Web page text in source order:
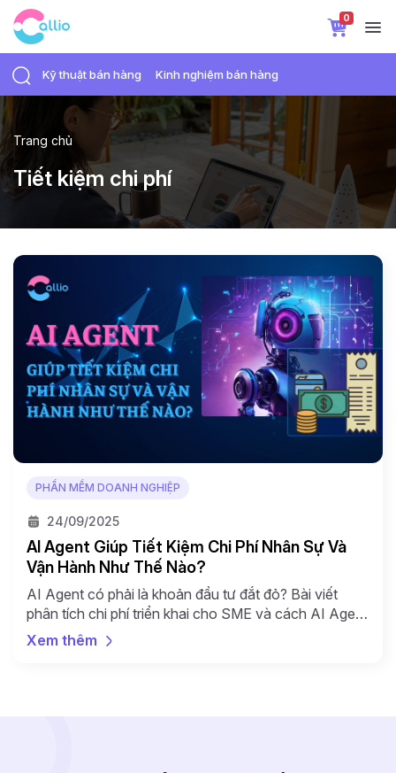
0
Kỹ thuật bán hàng Kinh nghiệm bán hàng
Trang chủ
Tiết kiệm chi phí
PHẦN MỀM DOANH NGHIỆP
24/09/2025
AI Agent Giúp Tiết Kiệm Chi Phí Nhân Sự Và
Vận Hành Như Thế Nào?
AI Agent có phải là khoản đầu tư đắt đỏ? Bài viết
phân tích chi phí triển khai cho SME và cách AI Agent
giúp tiết kiệm chi phí nhân sự, vận hành, đảm bảo ROI
dài hạn. Tiết Kiệm Chi Phí Nhân Sự: Từ Nhiệm Vụ Lặp
Xem thêm